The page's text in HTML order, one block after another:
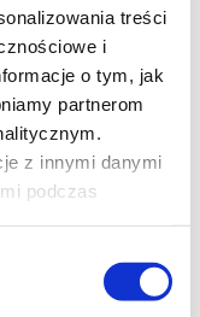
treści
i
o tym, jak
partnerom
z innymi danymi
podczas